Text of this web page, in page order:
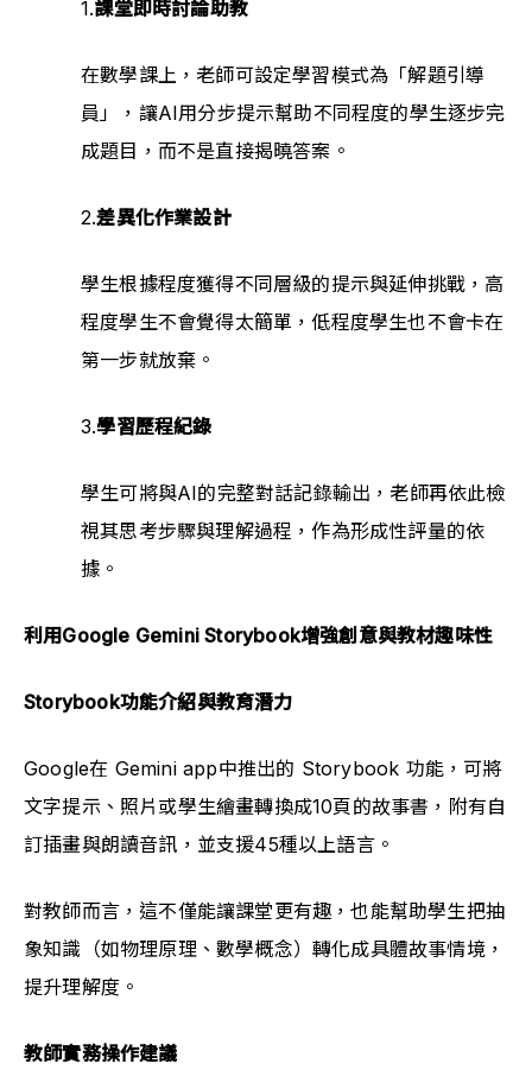
1.課堂即時討論助教
在數學課上，老師可設定學習模式為「解題引導
員」，讓AI用分步提示幫助不同程度的學生逐步完
成題目，而不是直接揭曉答案。
2.差異化作業設計
學生根據程度獲得不同層級的提示與延伸挑戰，高
程度學生不會覺得太簡單，低程度學生也不會卡在
第一步就放棄。
3.學習歷程紀錄
學生可將與AI的完整對話記錄輸出，老師再依此檢
視其思考步驟與理解過程，作為形成性評量的依
據。
利用Google Gemini Storybook增強創意與教材趣味性
Storybook功能介紹與教育潛力
Google在 Gemini app中推出的 Storybook 功能，可將
文字提示、照片或學生繪畫轉換成10頁的故事書，附有自
訂插畫與朗讀音訊，並支援45種以上語言。
對教師而言，這不僅能讓課堂更有趣，也能幫助學生把抽
象知識（如物理原理、數學概念）轉化成具體故事情境，
提升理解度。
教師實務操作建議